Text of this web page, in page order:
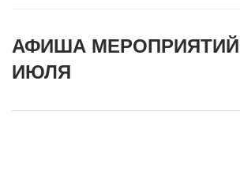
АФИША МЕРОПРИЯТИЙ
ИЮЛЯ